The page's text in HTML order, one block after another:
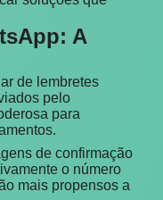
A
de lembretes
pelo
para
de confirmação
o número
mais propensos a